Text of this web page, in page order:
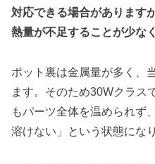
対応できる場合があります
熱量が不足することが少な
ポット裏は金属量が多く、
ます。そのため30Wクラス
もパーツ全体を温められず
溶けない」という状態にな